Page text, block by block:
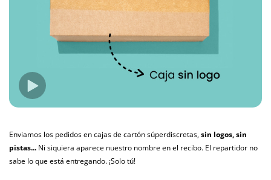
Enviamos los pedidos en cajas de cartón súperdiscretas,sin logos, sin
pistas... Ni siquiera aparece nuestro nombre en el recibo. El repartidor no
sabe lo que está entregando. ¡Solo tú!